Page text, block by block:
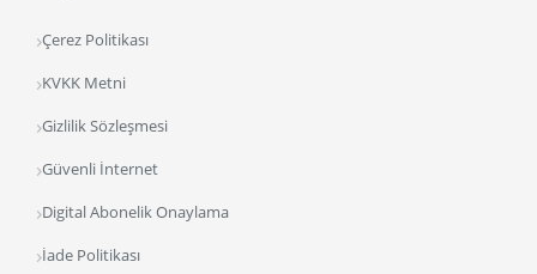
Çerez Politikası
KVKK Metni
Gizlilik Sözleşmesi
Güvenli İnternet
Digital Abonelik Onaylama
İade Politikası